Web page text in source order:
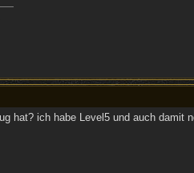
hat? ich habe Level5 und auch